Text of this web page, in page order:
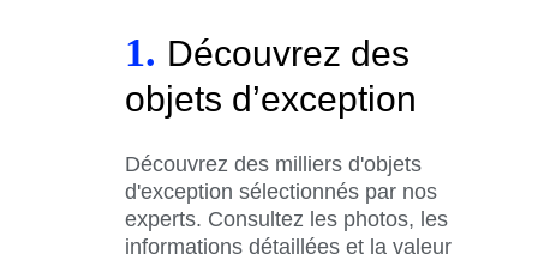
1. Découvrez des
objets d’exception
Découvrez des milliers d'objets
d'exception sélectionnés par nos
experts. Consultez les photos, les
informations détaillées et la valeur